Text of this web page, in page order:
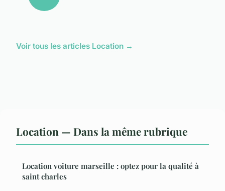
Voir tous les articles Location →
Location — Dans la même rubrique
Location voiture marseille : optez pour la qualité à
saint charles